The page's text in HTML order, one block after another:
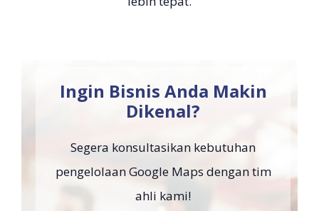
Ingin Bisnis Anda Makin
Dikenal?
Segera konsultasikan kebutuhan
pengelolaan Google Maps dengan tim
ahli kami!